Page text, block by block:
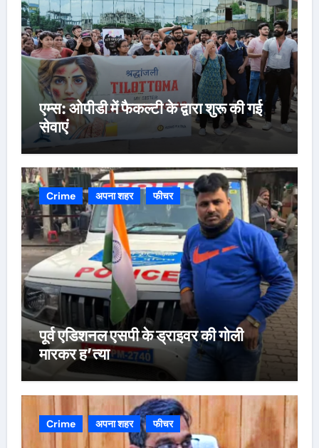
एम्स: ओपीडी में फैकल्टी के द्वारा शुरू की गई
सेवाएं
Crime अपना शहर फीचर
पूर्व एडिशनल एसपी के ड्राइवर की गोली
मारकर ह’त्या
Crime अपना शहर फीचर